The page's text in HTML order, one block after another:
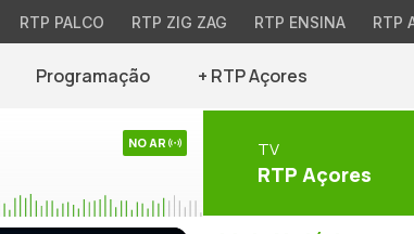
RTP PALCO RTP ZIG ZAG RTP ENSINA RTP
Programação + RTP Açores
NO AR TV
RTP Açores